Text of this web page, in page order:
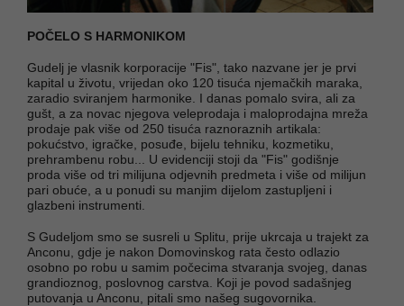
POČELO S HARMONIKOM
Gudelj je vlasnik korporacije "Fis", tako nazvane jer je prvi
kapital u životu, vrijedan oko 120 tisuća njemačkih maraka,
zaradio sviranjem harmonike. I danas pomalo svira, ali za
gušt, a za novac njegova veleprodaja i maloprodajna mreža
prodaje pak više od 250 tisuća raznoraznih artikala:
pokućstvo, igračke, posuđe, bijelu tehniku, kozmetiku,
prehrambenu robu... U evidenciji stoji da "Fis" godišnje
proda više od tri milijuna odjevnih predmeta i više od milijun
pari obuće, a u ponudi su manjim dijelom zastupljeni i
glazbeni instrumenti.
S Gudeljom smo se susreli u Splitu, prije ukrcaja u trajekt za
Anconu, gdje je nakon Domovinskog rata često odlazio
osobno po robu u samim počecima stvaranja svojeg, danas
grandioznog, poslovnog carstva. Koji je povod sadašnjeg
putovanja u Anconu, pitali smo našeg sugovornika.